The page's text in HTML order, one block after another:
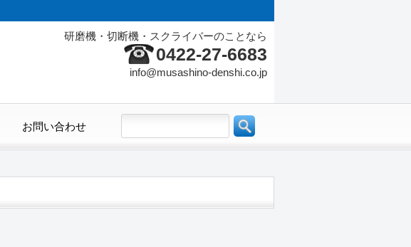
研磨機・切断機・スクライバーのことなら
0422-27-6683
info@musashino-denshi.co.jp
お問い合わせ